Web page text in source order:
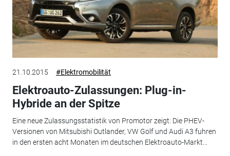
21.10.2015 #Elektromobilität
Elektroauto-Zulassungen: Plug-in-
Hybride an der Spitze
Eine neue Zulassungsstatistik von Promotor zeigt: Die PHEV-
Versionen von Mitsubishi Outlander, VW Golf und Audi A3 fuhren
in den ersten acht Monaten im deutschen Elektroauto-Markt...